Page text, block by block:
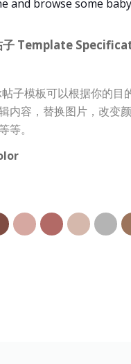
and browse some
子 Template
子模板可以根据你的目
内容，替换图片，改变
等。